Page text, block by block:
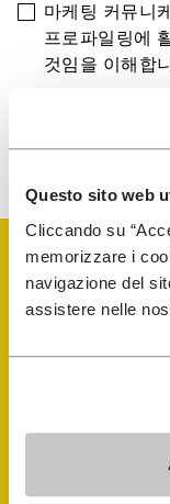
Questo sito web
Cliccando su
memorizzare i
navigazione del
assistere nelle
마케팅 커뮤니
프로파일링에
것임을 이해합